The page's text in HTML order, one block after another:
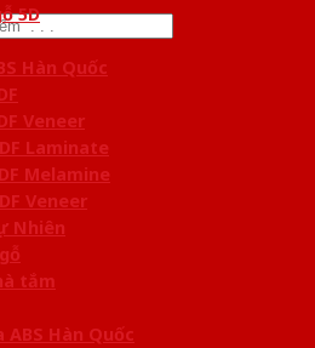
5D
Hàn Quốc
Veneer
Laminate
Melamine
Veneer
Nhiên
tắm
ABS Hàn Quốc